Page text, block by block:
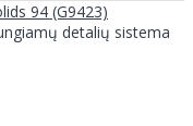
94 (G9423)
detalių sistema